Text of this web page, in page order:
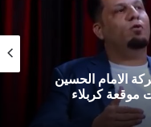
الامام الحسين
موقعة كربلاء